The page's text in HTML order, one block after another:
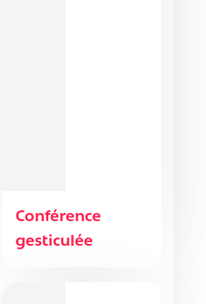
Conférence
gesticulée